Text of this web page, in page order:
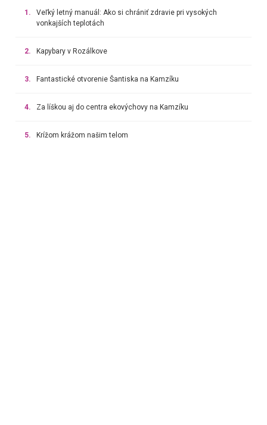
1.
Veľký letný manuál: Ako si chrániť zdravie pri vysokých
vonkajších teplotách
2. Kapybary v Rozálkove
3. Fantastické otvorenie Šantiska na Kamzíku
4. Za líškou aj do centra ekovýchovy na Kamzíku
5. Krížom krážom našim telom